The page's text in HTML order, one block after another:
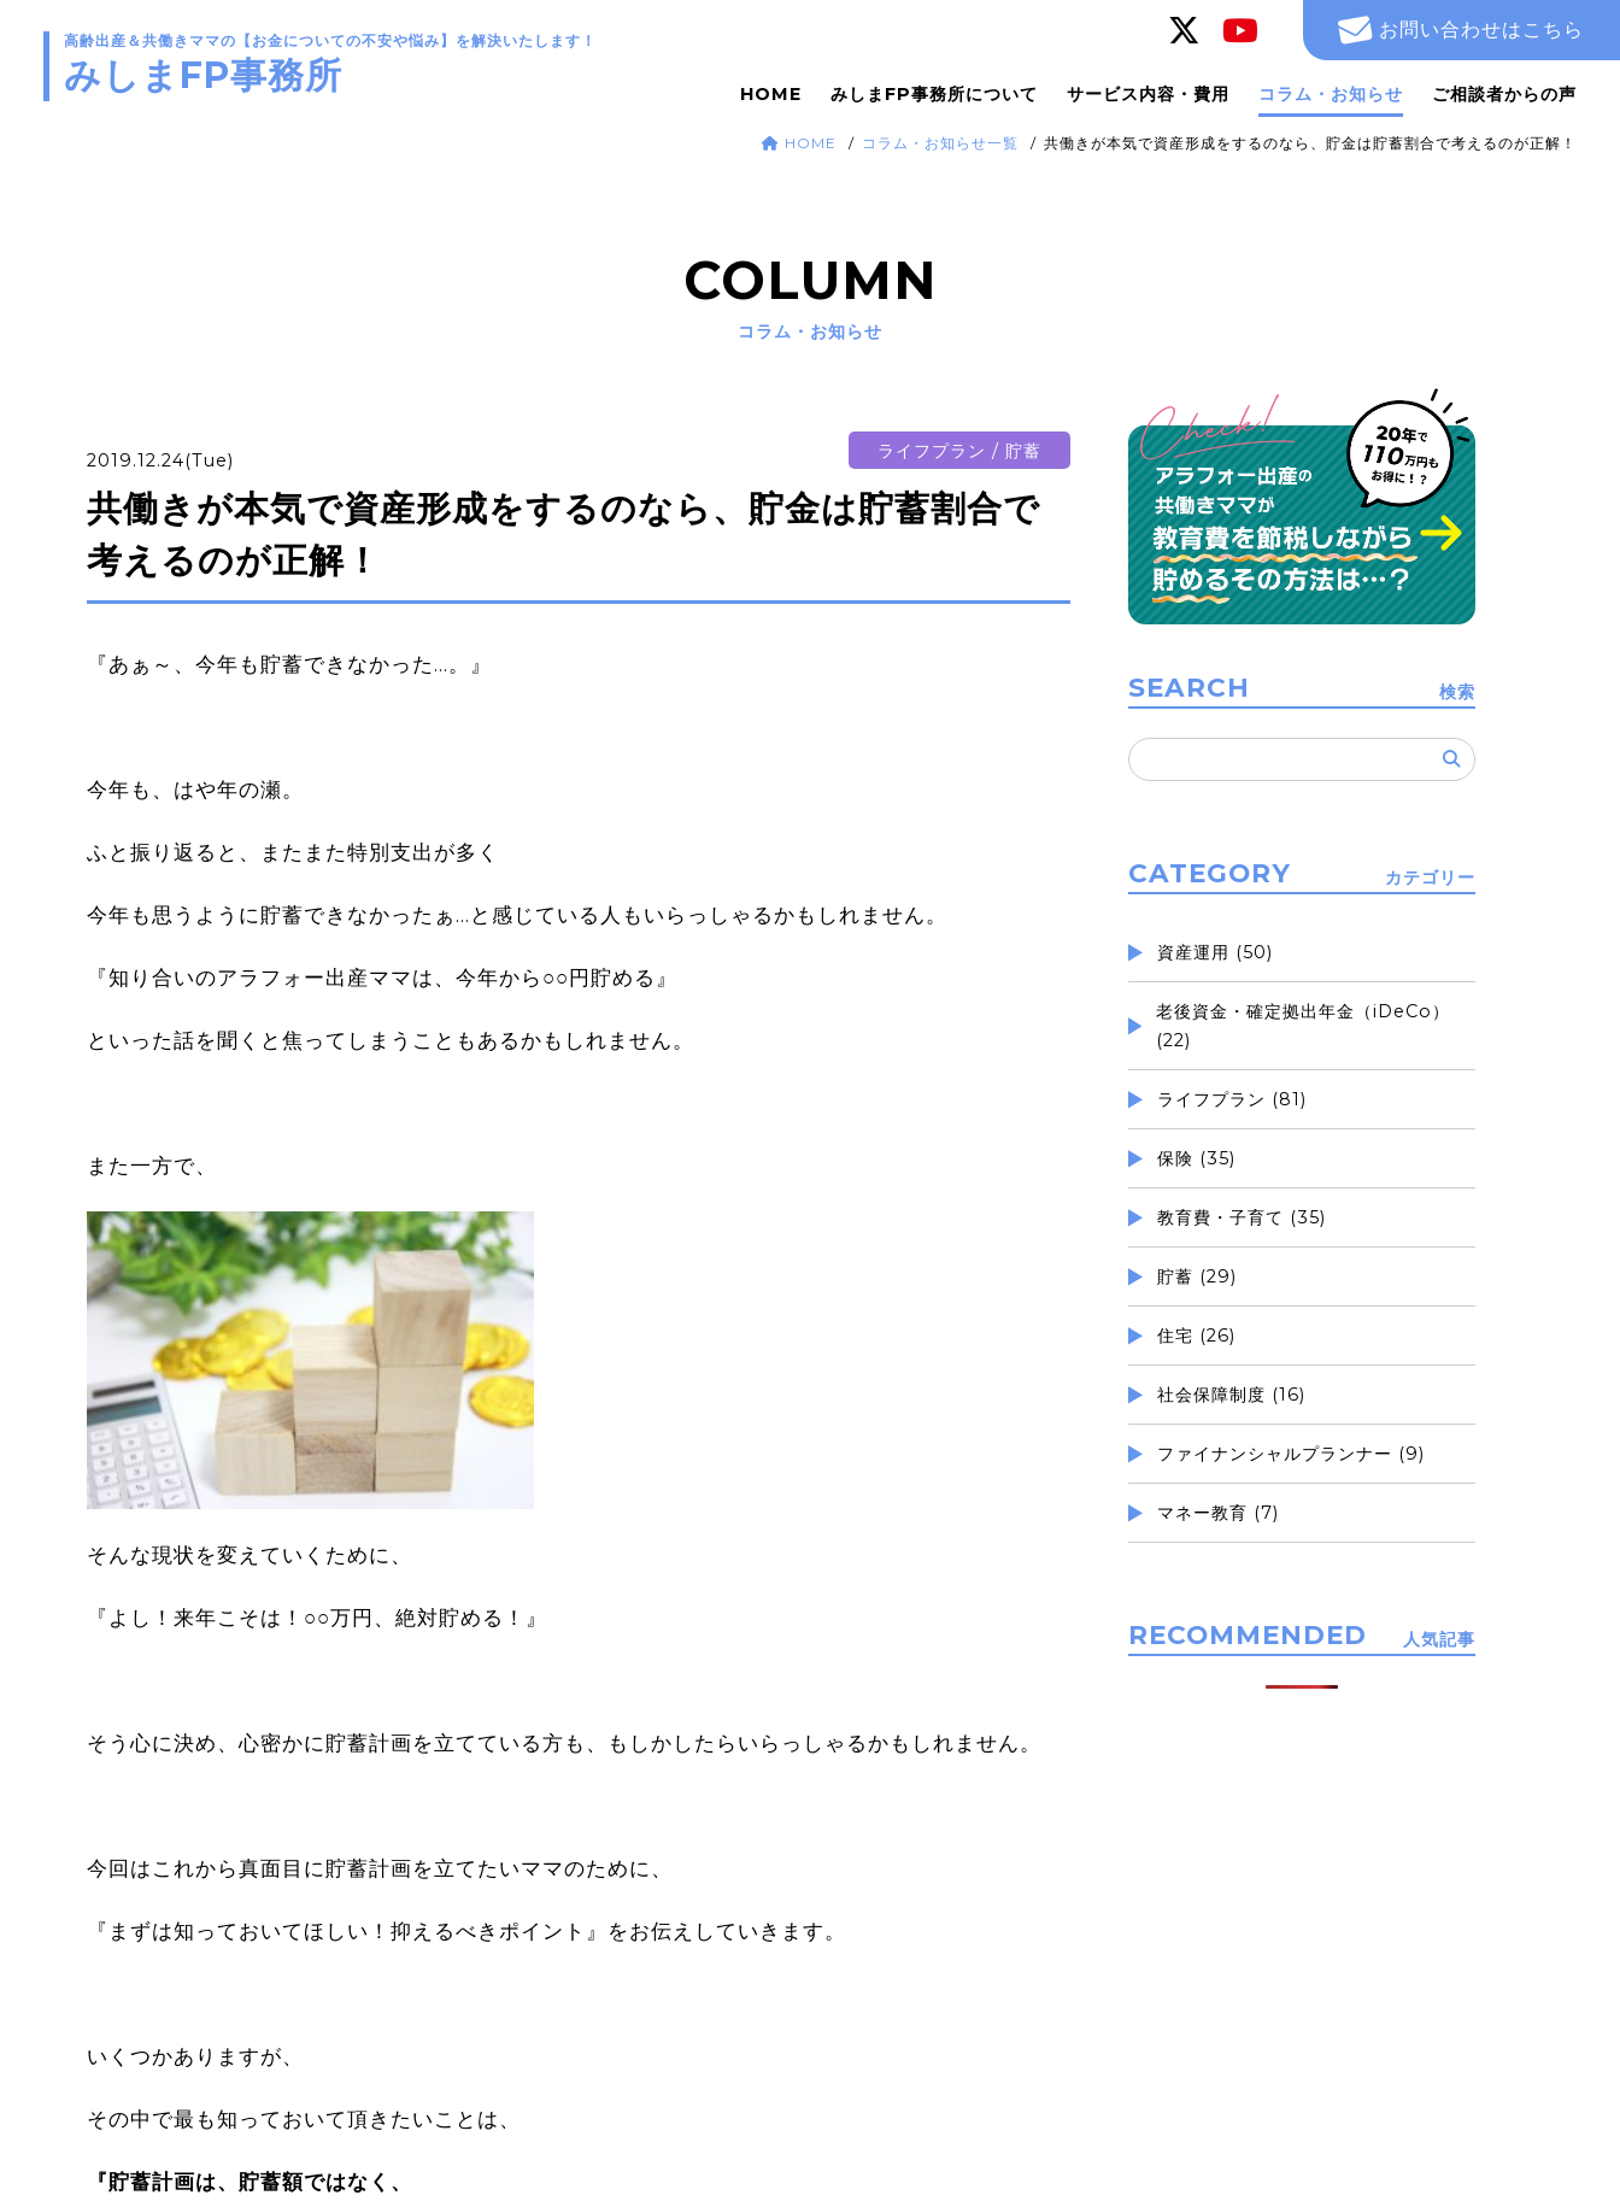
高齢出産＆共働きママの 【お金についての不安や悩み】を解決いたします！
みしまFP事務所 HOME みしまFP事務所について サービス内容・費用 コラム・お知らせ ご相談者からの声
お問い合わせはこちら
HOME コラム・お知らせ一覧 共働きが本気で資産形成をするのなら、貯金は貯蓄割合で考えるのが正解！
COLUMN
コラム・お知らせ
2019.12.24(Tue)
共働きが本気で資産形成をするのなら、貯金は貯蓄割合で
考えるのが正解！
ライフプラン / 貯蓄
『あぁ～、今年も貯蓄できなかった…。』
今年も、はや年の瀬。
ふと振り返ると、またまた特別支出が多く
今年も思うように貯蓄できなかったぁ…と感じている人もいらっしゃるかもしれません。
『知り合いのアラフォー出産ママは、今年から○○円貯める』
といった話を聞くと焦ってしまうこともあるかもしれません。
また一方で、
そんな現状を変えていくために、
『よし！来年こそは！○○万円、絶対貯める！』
そう心に決め、心密かに貯蓄計画を立てている方も、もしかしたらいらっしゃるかもしれません。
今回はこれから真面目に貯蓄計画を立てたいママのために、
『まずは知っておいてほしい！抑えるべきポイント』をお伝えしていきます。
いくつかありますが、
その中で最も知っておいて頂きたいことは、
『貯蓄計画は、貯蓄額ではなく、
SEARCH 検索
検
索:
CATEGORY カテゴリー
資産運用 (50)
老後資金・確定拠出年金（iDeCo）
(22)
ライフプラン (81)
保険 (35)
教育費・子育て (35)
貯蓄 (29)
住宅 (26)
社会保障制度 (16)
ファイナンシャルプランナー (9)
マネー教育 (7)
RECOMMENDED 人気記事